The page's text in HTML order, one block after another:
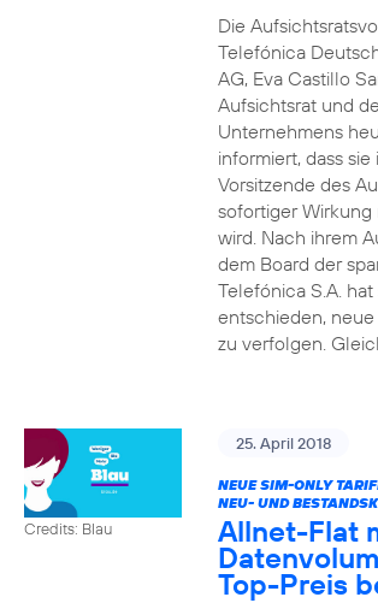
Die
Telefónica
AG, Eva Castillo
Aufsichtsrat und
Unternehmens
informiert, dass sie
Vorsitzende des
sofortiger
wird. Nach ihrem
dem Board der
Telefónica S.A. hat
entschieden,
zu verfolgen.
Credits: Blau
25. April 2018
NEUE SIM-ONLY
NEU- UND
Allnet-Flat
Top-Preis